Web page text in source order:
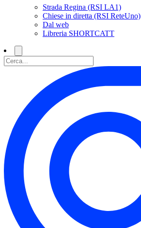
Strada Regina (RSI LA1)
Chiese in diretta (RSI ReteUno)
Dal web
Libreria SHORTCATT